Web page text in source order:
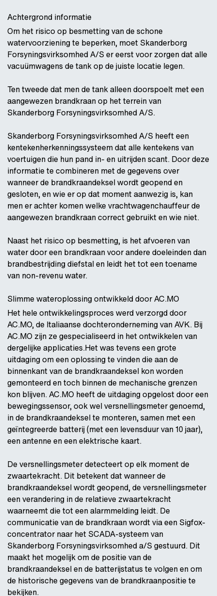
Achtergrond informatie
Om het risico op besmetting van de schone
watervoorziening te beperken, moet Skanderborg
Forsyningsvirksomhed A/S er eerst voor zorgen dat alle
vacuümwagens de tank op de juiste locatie legen.
Ten tweede dat men de tank alleen doorspoelt met een
aangewezen brandkraan op het terrein van
Skanderborg Forsyningsvirksomhed A/S.
Skanderborg Forsyningsvirksomhed A/S heeft een
kentekenherkenningssysteem dat alle kentekens van
voertuigen die hun pand in- en uitrijden scant. Door deze
informatie te combineren met de gegevens over
wanneer de brandkraandeksel wordt geopend en
gesloten, en wie er op dat moment aanwezig is, kan
men er achter komen welke vrachtwagenchauffeur de
aangewezen brandkraan correct gebruikt en wie niet.
Naast het risico op besmetting, is het afvoeren van
water door een brandkraan voor andere doeleinden dan
brandbestrijding diefstal en leidt het tot een toename
van non-revenu water.
Slimme wateroplossing ontwikkeld door AC.MO
Het hele ontwikkelingsproces werd verzorgd door
AC.MO, de Italiaanse dochteronderneming van AVK. Bij
AC.MO zijn ze gespecialiseerd in het ontwikkelen van
dergelijke applicaties.Het was tevens een grote
uitdaging om een oplossing te vinden die aan de
binnenkant van de brandkraandeksel kon worden
gemonteerd en toch binnen de mechanische grenzen
kon blijven. AC.MO heeft de uitdaging opgelost door een
bewegingssensor, ook wel versnellingsmeter genoemd,
in de brandkraandeksel te monteren, samen met een
geïntegreerde batterij (met een levensduur van 10 jaar),
een antenne en een elektrische kaart.
De versnellingsmeter detecteert op elk moment de
zwaartekracht. Dit betekent dat wanneer de
brandkraandeksel wordt geopend, de versnellingsmeter
een verandering in de relatieve zwaartekracht
waarneemt die tot een alarmmelding leidt. De
communicatie van de brandkraan wordt via een Sigfox-
concentrator naar het SCADA-systeem van
Skanderborg Forsyningsvirksomhed a/S gestuurd. Dit
maakt het mogelijk om de positie van de
brandkraandeksel en de batterijstatus te volgen en om
de historische gegevens van de brandkraanpositie te
bekijken.